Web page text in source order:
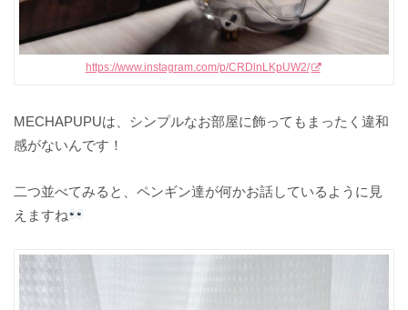
https://www.instagram.com/p/CRDlnLKpUW2/
MECHAPUPUは、シンプルなお部屋に飾ってもまったく違和
感がないんです！
二つ並べてみると、ペンギン達が何かお話しているように見
えますね